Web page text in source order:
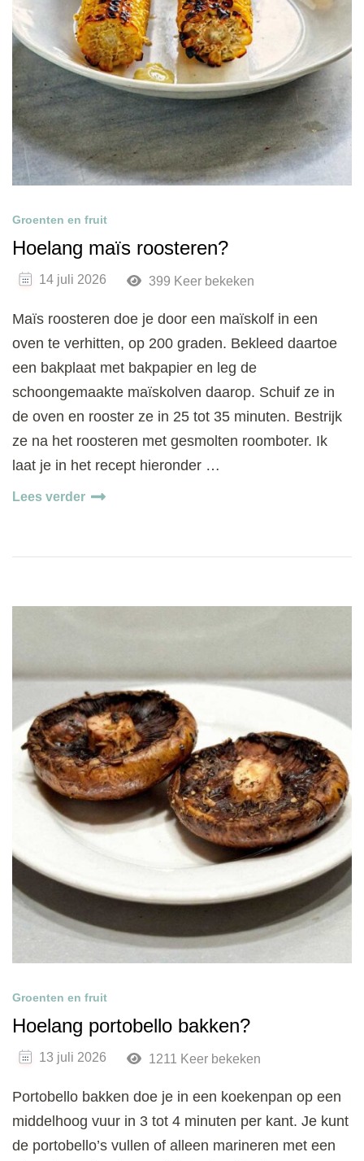
Groenten en fruit
Hoelang maïs roosteren?
14 juli 2026 399 Keer bekeken
Maïs roosteren doe je door een maïskolf in een
oven te verhitten, op 200 graden. Bekleed daartoe
een bakplaat met bakpapier en leg de
schoongemaakte maïskolven daarop. Schuif ze in
de oven en rooster ze in 25 tot 35 minuten. Bestrijk
ze na het roosteren met gesmolten roomboter. Ik
laat je in het recept hieronder …
Lees verder
Groenten en fruit
Hoelang portobello bakken?
13 juli 2026 1211 Keer bekeken
Portobello bakken doe je in een koekenpan op een
middelhoog vuur in 3 tot 4 minuten per kant. Je kunt
de portobello’s vullen of alleen marineren met een